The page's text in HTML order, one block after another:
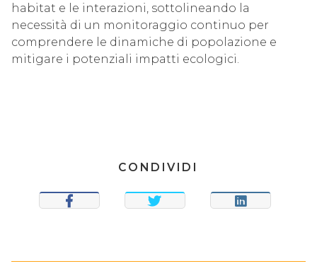
habitat e le interazioni, sottolineando la
necessità di un monitoraggio continuo per
comprendere le dinamiche di popolazione e
mitigare i potenziali impatti ecologici.
CONDIVIDI
CONDIVIDI TWEET CONDIVIDI